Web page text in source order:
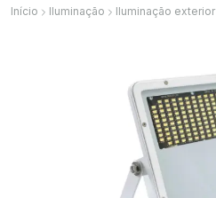
Início Iluminação Iluminação exterior